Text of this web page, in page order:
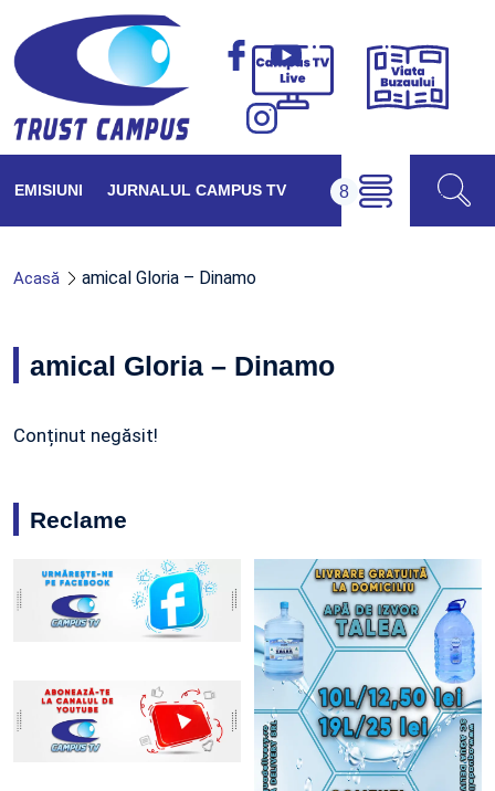
Campus
Viața
EMISIUNI JURNALUL CAMPUS TV
Acasă amical Gloria – Dinamo
amical Gloria – Dinamo
Conținut negăsit!
Reclame